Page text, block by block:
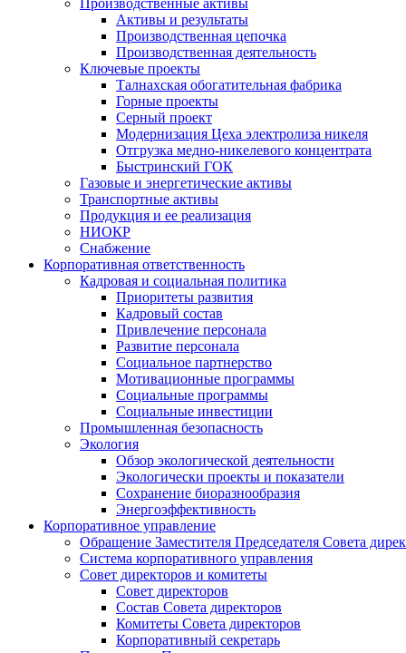
Производственные активы
Активы и результаты
Производственная цепочка
Производственная деятельность
Ключевые проекты
Талнахская обогатительная фабрика
Горные проекты
Серный проект
Модернизация Цеха электролиза никеля
Отгрузка медно-никелевого концентрата
Быстринский ГОК
Газовые и энергетические активы
Транспортные активы
Продукция и ее реализация
НИОКР
Снабжение
Корпоративная ответственность
Кадровая и социальная политика
Приоритеты развития
Кадровый состав
Привлечение персонала
Развитие персонала
Социальное партнерство
Мотивационные программы
Социальные программы
Социальные инвестиции
Промышленная безопасность
Экология
Обзор экологической деятельности
Экологически проекты и показатели
Сохранение биоразнообразия
Энергоэффективность
Корпоративное управление
Обращение Заместителя Председателя Совета
Система корпоративного управления
Совет директоров и комитеты
Совет директоров
Состав Совета директоров
Комитеты Совета директоров
Корпоративный секретарь